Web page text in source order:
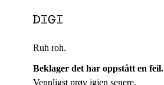
Ruh roh.
Beklager det har oppstått en feil.
Vennligst prøv igjen senere.